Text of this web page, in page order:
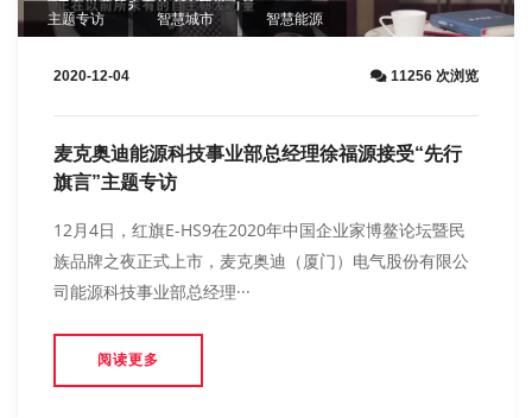
主题专访 智慧城市 ​智慧能源
2020-12-04 11256 次浏览
麦克奥迪能源科技事业部总经理徐福源接受“先行
旗言”主题专访
12月4日，红旗E-HS9在2020年中国企业家博鳌论坛暨民
族品牌之夜正式上市，麦克奥迪（厦门）电气股份有限公
司能源科技事业部总经理···
阅读更多